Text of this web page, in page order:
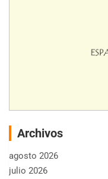
Archivos
agosto 2026
julio 2026